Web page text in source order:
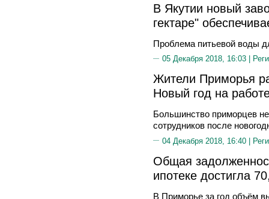
В Якутии новый
гектаре"
Проблема питьевой воды
05 Декабря 2018, 16:03 |
Жители Приморья
Новый год на
Большинство приморцев
сотрудников после
04 Декабря 2018, 16:40 |
Общая
ипотеке достигла
В Приморье за год объём